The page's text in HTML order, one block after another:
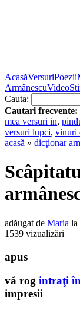
AcasăVersuriPoezii
ArmânescuVideo
Cauta:
Cautari frecvente:
mea versuri in,
versuri lupci, vinuri
acasă » dicţionar
adăugat de Maria la
1539 vizualizări
apus
vă rog intraţi
impresii